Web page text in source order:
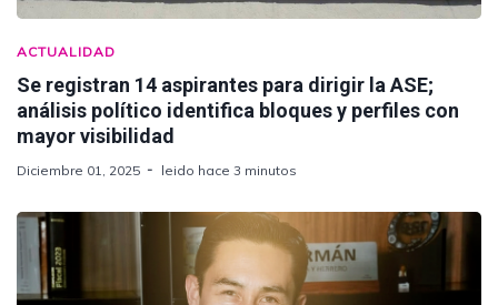
ACTUALIDAD
Se registran 14 aspirantes para dirigir la ASE;
análisis político identifica bloques y perfiles con
mayor visibilidad
Diciembre 01, 2025 leido hace 3 minutos